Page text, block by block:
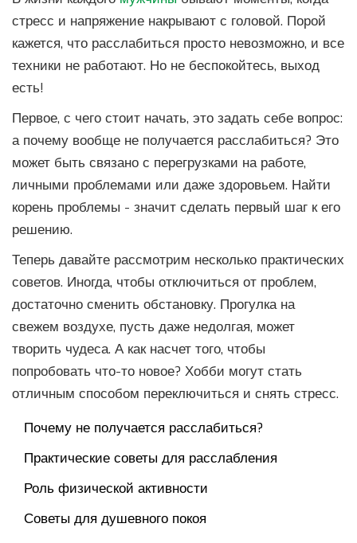
стресс и напряжение накрывают с головой. Порой
кажется, что расслабиться просто невозможно, и все
техники не работают. Но не беспокойтесь, выход
есть!
Первое, с чего стоит начать, это задать себе вопрос:
а почему вообще не получается расслабиться? Это
может быть связано с перегрузками на работе,
личными проблемами или даже здоровьем. Найти
корень проблемы - значит сделать первый шаг к его
решению.
Теперь давайте рассмотрим несколько практических
советов. Иногда, чтобы отключиться от проблем,
достаточно сменить обстановку. Прогулка на
свежем воздухе, пусть даже недолгая, может
творить чудеса. А как насчет того, чтобы
попробовать что-то новое? Хобби могут стать
отличным способом переключиться и снять стресс.
Почему не получается расслабиться?
Практические советы для расслабления
Роль физической активности
Советы для душевного покоя